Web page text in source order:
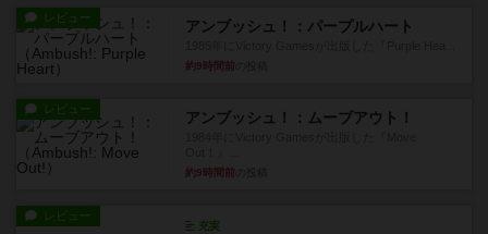
レビュー アンブッシュ！：パープルハート
約9時間前
レビュー アンブッシュ！：ムーブアウト！
約9時間前
レビュー
充実